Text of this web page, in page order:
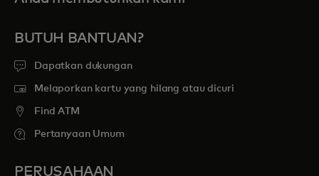
BUTUH BANTUAN?
Dapatkan dukungan
Melaporkan kartu yang hilang atau dicuri
Find ATM
Pertanyaan Umum
PERUSAHAAN